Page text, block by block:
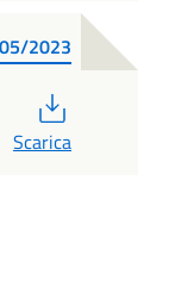
2023
Scarica